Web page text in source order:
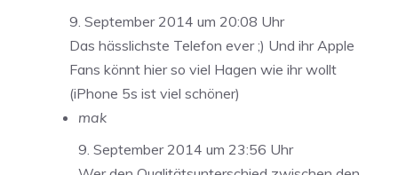
9. September 2014 um 20:08 Uhr
Das hässlichste Telefon ever ;) Und ihr Apple
Fans könnt hier so viel Hagen wie ihr wollt
(iPhone 5s ist viel schöner)
mak
9. September 2014 um 23:56 Uhr